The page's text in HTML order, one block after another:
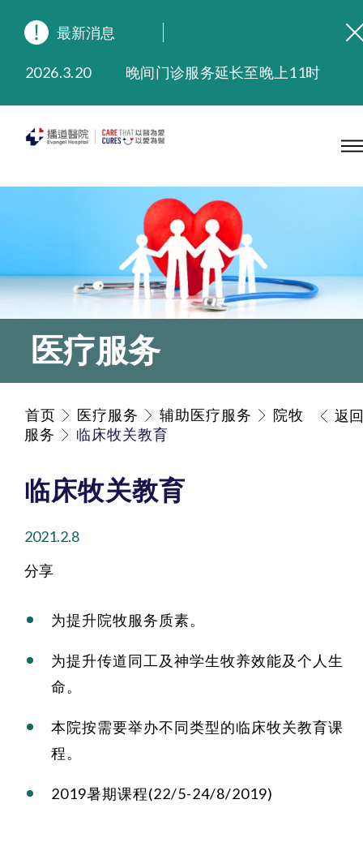
最新消息
2026.8.3
2026.3.20
晚间门诊服务延长至晚上11时
2025.8.4
播道医院体检服务获客户正面评价
医疗服务
首页 医疗服务 辅助医疗服务
院牧
服务
临床牧关教育
返回
临床牧关教育
2021.2.8
分享
为提升院牧服务质素。
为提升传道同工及神学生牧养效能及个人生
命。
本院按需要举办不同类型的临床牧关教育课
程。
2019暑期课程(22/5-24/8/2019)